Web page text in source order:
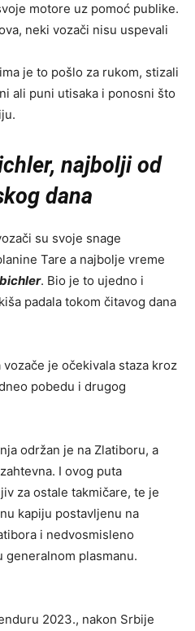
motore uz pomoć publike.
neki vozači nisu uspevali
je to pošlo za rukom, stizali
ali puni utisaka i ponosni što
, najbolji od
dana
su svoje snage
Tare a najbolje vreme
. Bio je to ujedno i
padala tokom čitavog dana
je očekivala staza kroz
pobedu i drugog
održan je na Zlatiboru, a
I ovog puta
za ostale takmičare, te je
kapiju postavljenu na
i nedvosmisleno
plasmanu.
2023., nakon Srbije